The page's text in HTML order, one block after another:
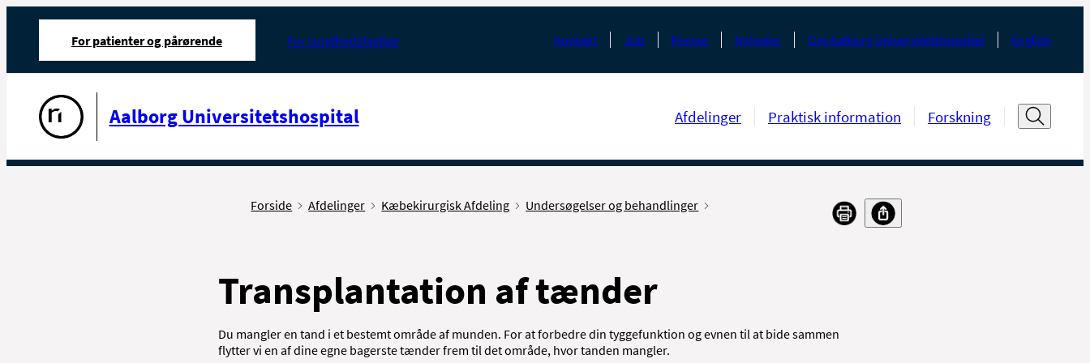
For patienter og pårørende For sundhedsfaglige Kontakt Job Presse Nyheder Om Aalborg Universitetshospital English
Aalborg Universitetshospital Afdelinger Praktisk information Forskning
Forside Afdelinger Kæbekirurgisk Afdeling Undersøgelser og behandlinger
Transplantation af tænder
Du mangler en tand i et bestemt område af munden. For at forbedre din tyggefunktion og evnen til at bide sammen
flytter vi en af dine egne bagerste tænder frem til det område, hvor tanden mangler.